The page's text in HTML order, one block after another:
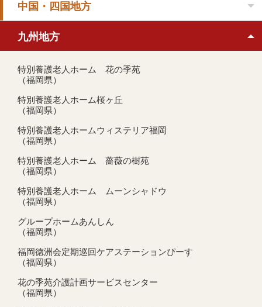
中国・四国地方
九州地方
特別養護老人ホーム 花の季苑
（福岡県）
特別養護老人ホーム桜ヶ丘
（福岡県）
特別養護老人ホームウィステリア福岡
（福岡県）
特別養護老人ホーム 薔薇の樹苑
（福岡県）
特別養護老人ホーム ムーンシャドウ
（福岡県）
グループホームあんしん
（福岡県）
福岡徳洲会定期巡回ケアステーションぴーす
（福岡県）
花の季苑介護計画サービスセンター
（福岡県）